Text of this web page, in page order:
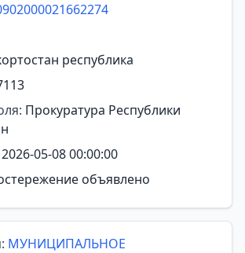
республика
Прокуратура Республики
2026-05-08 00:00:00
объявлено
МУНИЦИПАЛЬНОЕ